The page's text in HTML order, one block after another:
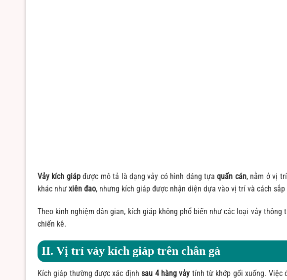
Vảy kích giápđược mô tả là dạng vảy có hình dáng tựaquấn cán, nằm ở vị
khác như xiên đao, nhưng kích giáp được nhận diện dựa vào vị trí và cách sắp
Theo kinh nghiệm dân gian, kích giáp không phổ biến như các loại vảy
chiến kê.
II. Vị trí vảy kích giáp trên chân gà
Kích giáp thường được xác địnhsau 4 hàng vảy tính từ khớp gối xuống. Việc